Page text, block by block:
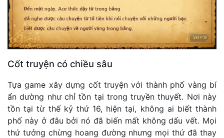
Cốt truyện có chiều sâu
Tựa game xây dựng cốt truyện với thành phố vàng bí
ẩn dường như chỉ tồn tại trong truyền thuyết. Nơi này
tồn tại từ thế kỷ thứ 16, hiện tại, không ai biết thành
phố này ở đâu bởi nó đã biến mất không dấu vết. Mọi
thứ tưởng chừng hoang đường nhưng mọi thứ đã thay